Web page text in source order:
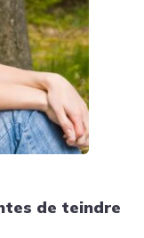
de teindre